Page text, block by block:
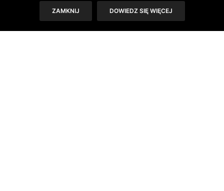
ZAMKNIJ DOWIEDZ SIĘ WIĘCEJ